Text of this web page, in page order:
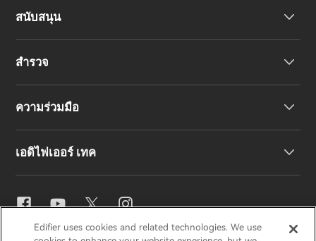
สนับสนุน
สำรวจ
ความร่วมมือ
สมัครเป็นตัวแทนจำหน่าย
เอดิไฟเออร์ เทค
การตั้งค่าอีคิว
Edifier uses cookies and related technologies. We use